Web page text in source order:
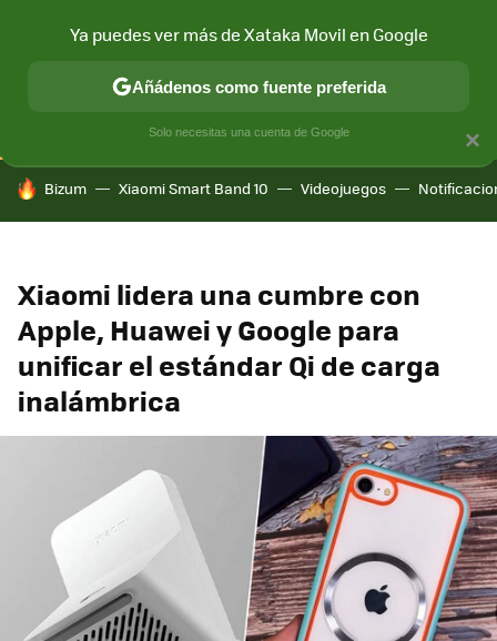
CONECTIVIDAD MÓVIL Y SOCIEDAD APLICACIONES
HOY SE HABLA DE
Bizum Xiaomi Smart Band 10 Videojuegos
Xiaomi lidera una cumbre con
Apple, Huawei y Google para
unificar el estándar Qi de carga
inalámbrica
×
Ya puedes ver más de Xataka Movil en Google
Añádenos como fuente preferida
Solo necesitas una cuenta de Google